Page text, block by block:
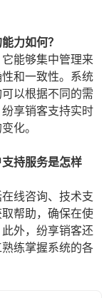
力如何？
能够集中管理来
和一致性。系统
以根据不同的需
享销客支持实时
化。
持服务是怎样
线咨询、技术支
帮助，确保在使
外，纷享销客还
练掌握系统的各